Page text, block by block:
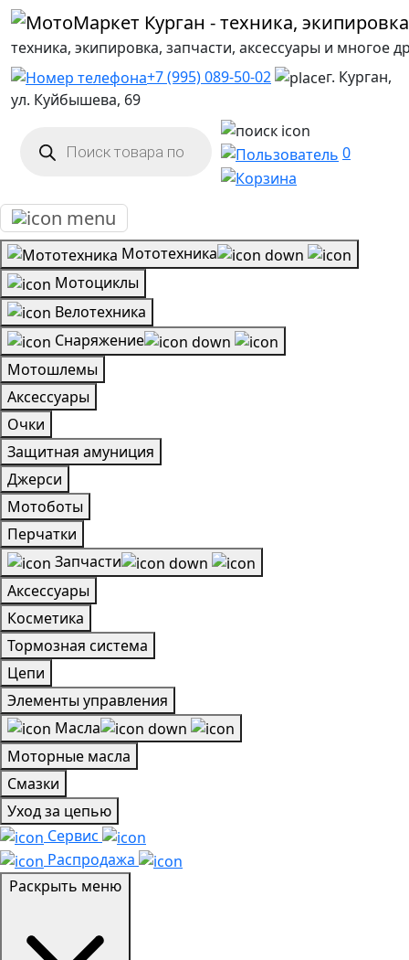
техника, экипировка, запчасти, аксессуары и многое
+7 (995) 089-50-02
г. Курган,
ул. Куйбышева, 69
товаров 0
Мототехника
Мотоциклы
Велотехника
Снаряжение
Мотошлемы
Аксессуары
Очки
Защитная амуниция
Джерси
Мотоботы
Перчатки
Запчасти
Аксессуары
Косметика
Тормозная система
Цепи
Элементы управления
Масла
Моторные масла
Смазки
Уход за цепью
Сервис
Распродажа